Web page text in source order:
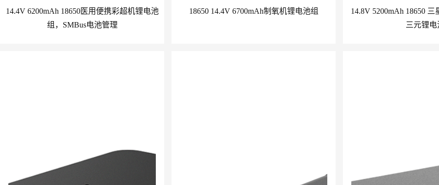
14.4V 6200mAh 18650医用便携彩超机锂电池
组，SMBus电池管理
18650 14.4V 6700mAh制氧机锂电池组
14.8V 5200mAh 18650
三元锂电